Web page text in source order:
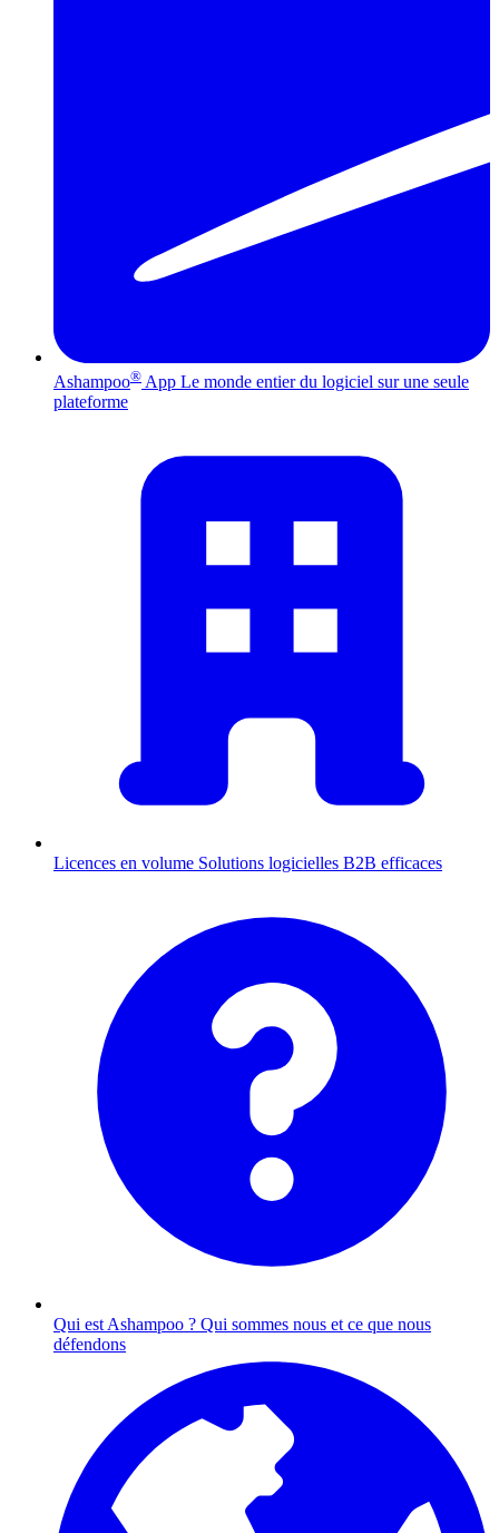
Ashampoo® App Le monde entier du logiciel sur une seule
plateforme
Licences en volume Solutions logicielles B2B efficaces
Qui est Ashampoo ? Qui sommes nous et ce que nous
défendons